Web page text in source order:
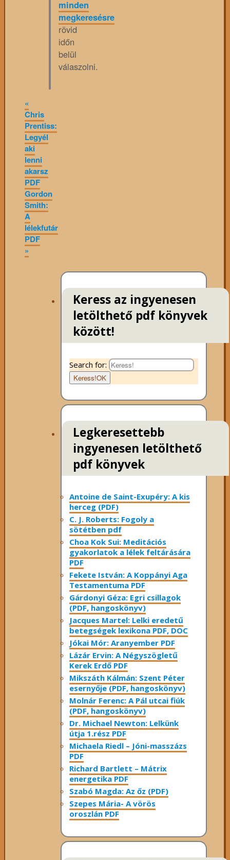
minden
megkeresésre
rövid
időn
belül
válaszolni.
«
Chris
Prentiss:
Legyél
aki
lenni
akarsz
PDF
Gordon
Smith:
A
lélekfutár
PDF
»
Keress az ingyenesen
letölthető pdf könyvek
között!
Search for:
Keress!OK
Legkeresettebb
ingyenesen letölthető
pdf könyvek
Antoine de Saint-Exupéry: A kis
herceg (PDF)
C. J. Roberts: Fogoly a
sötétben pdf
Choa Kok Sui: Meditációs
gyakorlatok a lélek feltárására
PDF
Fekete István: A Koppányi Aga
Testamentuma PDF
Gárdonyi Géza: Egri csillagok
(PDF, hangoskönyv)
Jacques Martel: Lelki eredetű
betegségek lexikona PDF, DOC
Jókai Mór: Aranyember PDF
Lázár Ervin: A Négyszögletű
Kerek Erdő PDF
Mikszáth Kálmán: Szent Péter
esernyője (PDF, hangoskönyv)
Molnár Ferenc: A Pál utcai fiúk
(PDF, hangoskönyv)
Dr. Michael Newton: Lelkünk
útja 1.rész PDF
Michaela Riedl – Jóni-masszázs
PDF
Richard Bartlett – Mátrix
energetika PDF
Szabó Magda: Az őz (PDF)
Szepes Mária- A vörös
oroszlán PDF